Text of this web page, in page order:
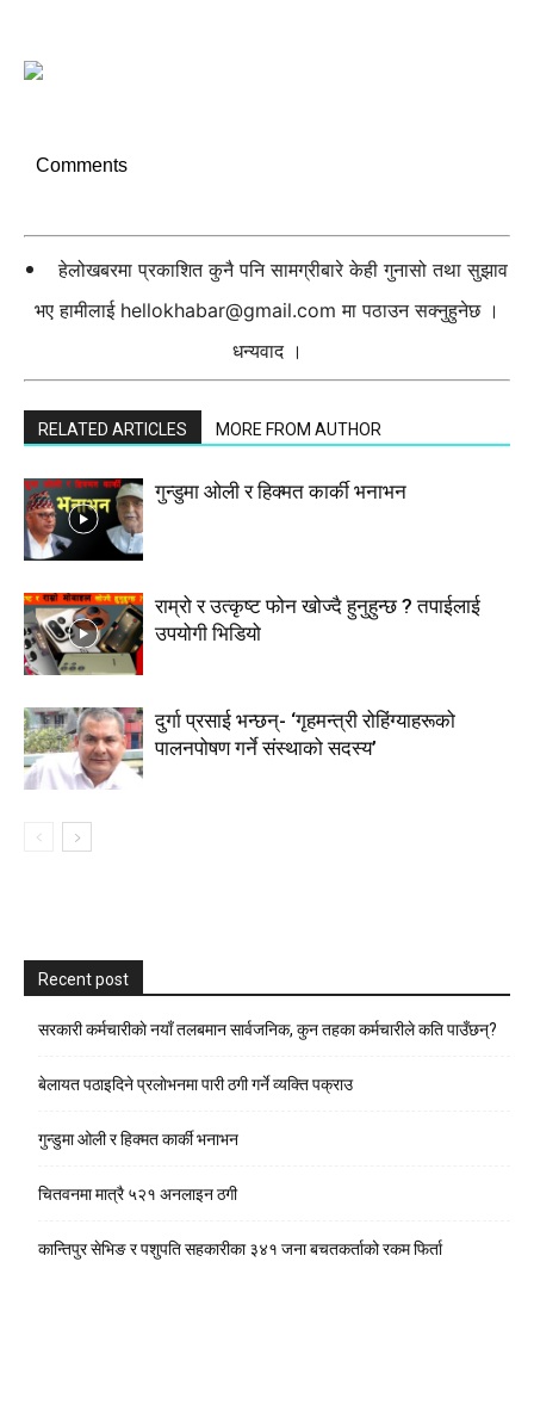
Comments
हेलोखबरमा प्रकाशित कुनै पनि सामग्रीबारे केही गुनासो तथा सुझाव
भए हामीलाई hellokhabar@gmail.com मा पठाउन सक्नुहुनेछ ।
धन्यवाद ।
RELATED ARTICLES MORE FROM AUTHOR
गुन्डुमा ओली र हिक्मत कार्की भनाभन
राम्रो र उत्कृष्ट फोन खोज्दै हुनुहुन्छ ? तपाईलाई
उपयोगी भिडियो
दुर्गा प्रसाई भन्छन्- ‘गृहमन्त्री रोहिंग्याहरूको
पालनपोषण गर्ने संस्थाको सदस्य’
Recent post
सरकारी कर्मचारीकाे नयाँ तलबमान सार्वजनिक, कुन तहका कर्मचारीले कति पाउँछन्?
बेलायत पठाइदिने प्रलाेभनमा पारी ठगी गर्ने व्यक्ति पक्राउ
गुन्डुमा ओली र हिक्मत कार्की भनाभन
चितवनमा मात्रै ५२१ अनलाइन ठगी
कान्तिपुर सेभिङ र पशुपति सहकारीका ३४१ जना बचतकर्ताको रकम फिर्ता